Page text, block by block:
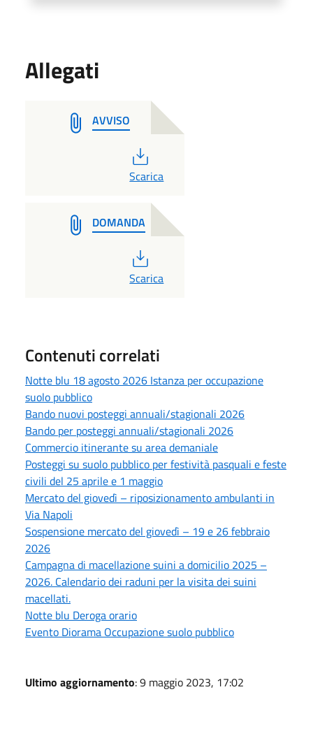
Allegati
AVVISO
PDF
Scarica
DOMANDA
PDF
Scarica
Contenuti correlati
Notte blu 18 agosto 2026 Istanza per occupazione
suolo pubblico
Bando nuovi posteggi annuali/stagionali 2026
Bando per posteggi annuali/stagionali 2026
Commercio itinerante su area demaniale
Posteggi su suolo pubblico per festività pasquali e feste
civili del 25 aprile e 1 maggio
Mercato del giovedì – riposizionamento ambulanti in
Via Napoli
Sospensione mercato del giovedì – 19 e 26 febbraio
2026
Campagna di macellazione suini a domicilio 2025 –
2026. Calendario dei raduni per la visita dei suini
macellati.
Notte blu Deroga orario
Evento Diorama Occupazione suolo pubblico
Ultimo aggiornamento: 9 maggio 2023, 17:02